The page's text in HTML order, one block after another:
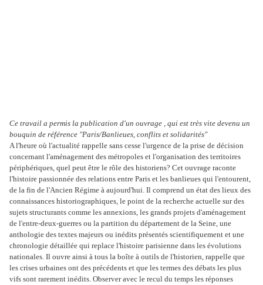
Ce travail a permis la publication d'un ouvrage , qui est très vite devenu un
bouquin de référence "Paris/Banlieues, conflits et solidarités"
A l'heure où l'actualité rappelle sans cesse l'urgence de la prise de décision
concernant l'aménagement des métropoles et l'organisation des territoires
périphériques, quel peut être le rôle des historiens? Cet ouvrage raconte
l'histoire passionnée des relations entre Paris et les banlieues qui l'entourent,
de la fin de l'Ancien Régime à aujourd'hui. Il comprend un état des lieux des
connaissances historiographiques, le point de la recherche actuelle sur des
sujets structurants comme les annexions, les grands projets d'aménagement
de l'entre-deux-guerres ou la partition du département de la Seine, une
anthologie des textes majeurs ou inédits présentés scientifiquement et une
chronologie détaillée qui replace l'histoire parisienne dans les évolutions
nationales. Il ouvre ainsi à tous la boîte à outils de l'historien, rappelle que
les crises urbaines ont des précédents et que les termes des débats les plus
vifs sont rarement inédits. Observer avec le recul du temps les réponses